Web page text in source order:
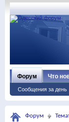
Форум
Сообщения за день
Что
Форум